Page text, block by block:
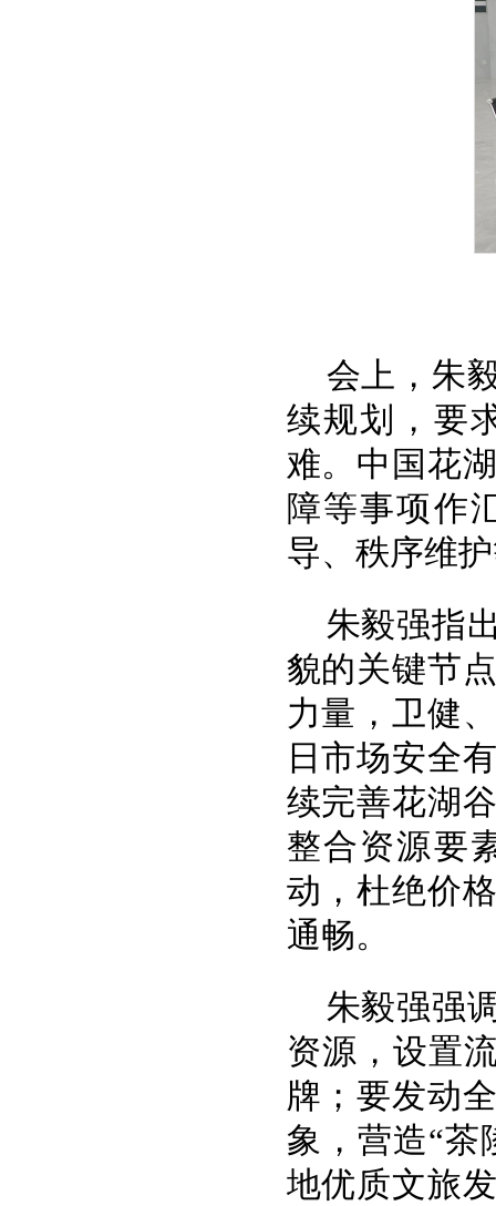
会上，朱
续规划，要
难。中国花
障等事项作
导、秩序维
朱毅强指
貌的关键节
力量，卫健
日市场安全
续完善花湖
整合资源要
动，杜绝价
通畅。
朱毅强强
资源，设置
牌；要发动
象，营造“茶
地优质文旅